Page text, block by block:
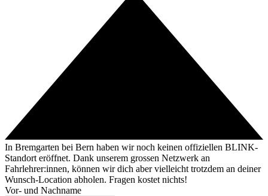
In Bremgarten bei Bern haben wir noch keinen offiziellen BLINK-
Standort eröffnet. Dank unserem grossen Netzwerk an
Fahrlehrer:innen, können wir dich aber vielleicht trotzdem an deiner
Wunsch-Location abholen. Fragen kostet nichts!
Vor- und Nachname